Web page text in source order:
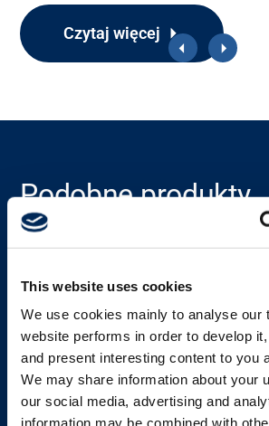
This website uses cookies
We use cookies mainly to analyse our
website performs in order to develop
and present interesting content to you
We may share information about your
our social media, advertising and
information may be combined with
O nas
Czytaj więcej
Podobne produkty